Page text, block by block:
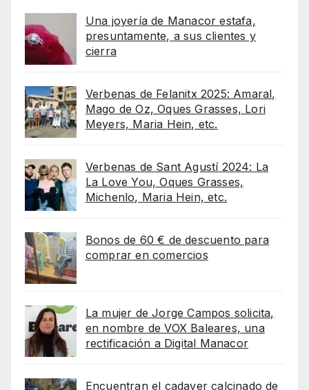
Una joyería de Manacor estafa,
presuntamente, a sus clientes y
cierra
Verbenas de Felanitx 2025: Amaral,
Mago de Oz, Oques Grasses, Lori
Meyers, Maria Hein, etc.
Verbenas de Sant Agustí 2024: La
La Love You, Oques Grasses,
Michenlo, Maria Hein, etc.
Bonos de 60 € de descuento para
comprar en comercios
La mujer de Jorge Campos solicita,
en nombre de VOX Baleares, una
rectificación a Digital Manacor
Encuentran el cadaver calcinado de